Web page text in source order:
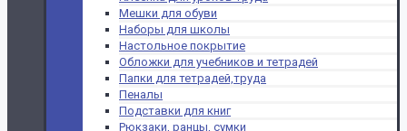
Мешки для обуви
Наборы для школы
Настольное покрытие
Обложки для учебников и тетрадей
Папки для тетрадей,труда
Пеналы
Подставки для книг
Рюкзаки, ранцы, сумки